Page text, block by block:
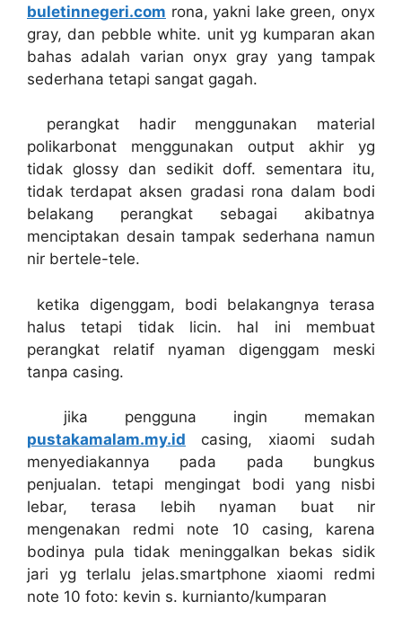
buletinnegeri.com rona, yakni lake green, onyx
gray, dan pebble white. unit yg kumparan akan
bahas adalah varian onyx gray yang tampak
sederhana tetapi sangat gagah.
perangkat hadir menggunakan material
polikarbonat menggunakan output akhir yg
tidak glossy dan sedikit doff. sementara itu,
tidak terdapat aksen gradasi rona dalam bodi
belakang perangkat sebagai akibatnya
menciptakan desain tampak sederhana namun
nir bertele-tele.
ketika digenggam, bodi belakangnya terasa
halus tetapi tidak licin. hal ini membuat
perangkat relatif nyaman digenggam meski
tanpa casing.
jika pengguna ingin memakan
pustakamalam.my.id casing, xiaomi sudah
menyediakannya pada pada bungkus
penjualan. tetapi mengingat bodi yang nisbi
lebar, terasa lebih nyaman buat nir
mengenakan redmi note 10 casing, karena
bodinya pula tidak meninggalkan bekas sidik
jari yg terlalu jelas.smartphone xiaomi redmi
note 10 foto: kevin s. kurnianto/kumparan